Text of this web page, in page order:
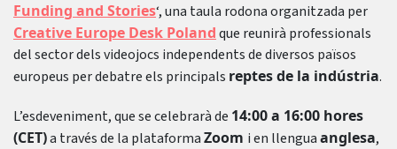
Funding and Stories‘, una taula rodona organitzada per
Creative Europe Desk Polandque reunirà professionals
del sector dels videojocs independents de diversos països
europeus per debatre els principals reptes de la indústria.
L’esdeveniment, que se celebrarà de 14:00 a 16:00 hores
(CET)a través de la plataformaZoom i en llenguaanglesa,